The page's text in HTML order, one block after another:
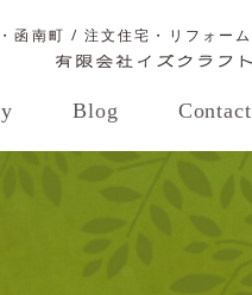
函南町 / 注文住宅・リフォーム
Blog Contact